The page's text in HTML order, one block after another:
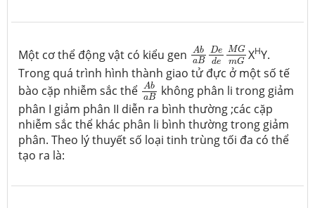
Một cơ thể động vật có kiểu gen Ab
aB
De
de
MG
mG
Ab aB Ded eM
XHY.
Trong quá trình hình thành giao tử đực ở một số tế
bào cặp nhiễm sắc thể
Ab
aB
AbaB
không phân li trong giảm
phân I giảm phân II diễn ra bình thường ;các cặp
nhiễm sắc thể khác phân li bình thường trong giảm
phân. Theo lý thuyết số loại tinh trùng tối đa có thể
tạo ra là: